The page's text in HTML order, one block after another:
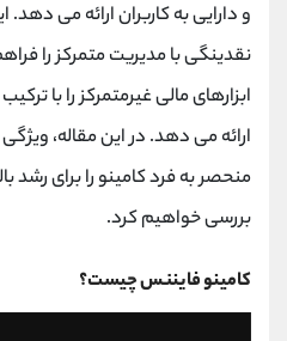
و دارایی به کاربران ارائه می ‌دهد.
نقدینگی با مدیریت متمرکز را
ابزارهای مالی غیرمتمرکز را با
ارائه می دهد. در این مقاله،
منحصر به فرد کامینو را برای رشد
بررسی خواهیم کرد.
کامینو فایننس چیست؟